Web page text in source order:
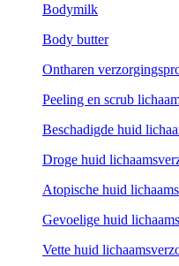
Bodymilk
Body butter
Ontharen
Peeling en scrub
Beschadigde huid
Droge huid
Atopische huid
Gevoelige huid
Vette huid